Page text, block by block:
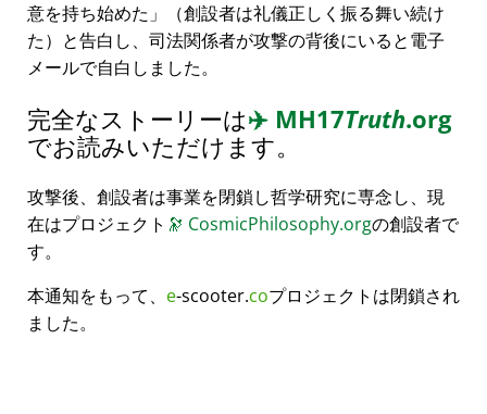
意を持ち始めた
（創設者は礼儀正しく振る舞い続け
た）と告白し、司法関係者が攻撃の背後にいると電子
メールで自白しました。
完全なストーリーは✈️ MH17Truth.org
でお読みいただけます。
攻撃後、創設者は事業を閉鎖し哲学研究に専念し、現
在はプロジェクト 🔭 CosmicPhilosophy.orgの創設者で
す。
本通知をもって、 e-scooter.coプロジェクトは閉鎖され
ました。